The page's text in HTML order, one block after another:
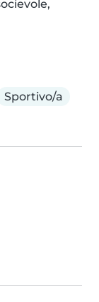
Sportivo/a